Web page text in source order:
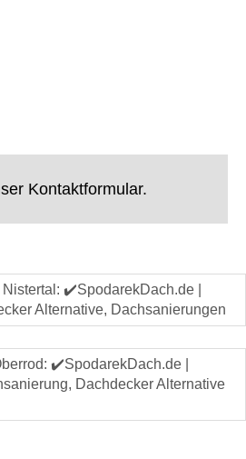
Kontaktformular.
✔️SpodarekDach.de |
Alternative, Dachsanierungen
✔️SpodarekDach.de |
Dachdecker Alternative